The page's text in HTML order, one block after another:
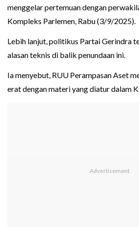
menggelar pertemuan dengan
Kompleks Parlemen, Rabu (3/9/2025).
Lebih lanjut, politikus Partai Gerindra
alasan teknis di balik penundaan ini.
Ia menyebut, RUU Perampasan Aset
erat dengan materi yang diatur dalam